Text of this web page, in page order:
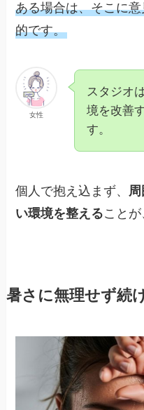
ある場合は、そこに
的です。
女性
スタジオ
境を改善
す。
個人で抱え込まず、
い環境を整えることが
暑さに無理せず続